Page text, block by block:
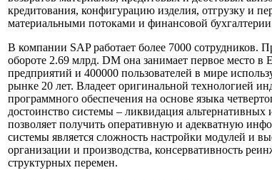
кредитования, конфигурацию изделия, отгрузку и
материальными потоками и финансовой
В компании SAP работает более 7000 сотрудников.
обороте 2.69 млрд. DM она занимает первое место в
предприятий и 400000 пользователей в мире
рынке 20 лет. Владеет оригинальной технологией
программного обеспечения на основе языка
достоинство системы – ликвидация
позволяет получить оперативную и адекватную
системы является сложность настройки модулей и
организации и производства, консервативность
структурных перемен.